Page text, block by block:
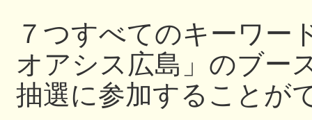
７つすべてのキーワー
オアシス広島」のブー
抽選に参加することが